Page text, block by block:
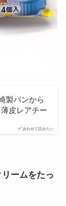
あわせて読みたい
製パンから
皮レアチー
ームをたっ